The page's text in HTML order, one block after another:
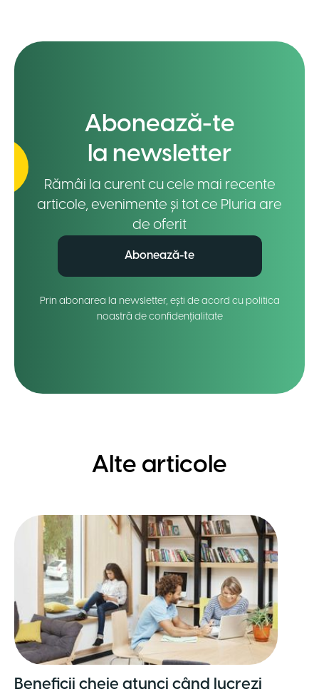
Abonează-te
la newsletter
Rămâi la curent cu cele mai recente
articole, evenimente și tot ce Pluria are
de oferit
Abonează-te
Prin abonarea la newsletter, ești de acord cu politica
noastră de confidențialitate
Alte articole
Beneficii cheie atunci când lucrezi